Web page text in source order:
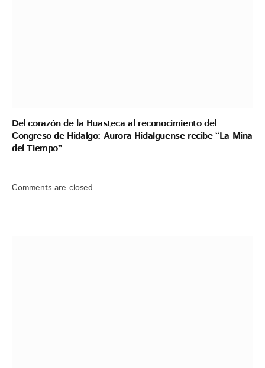
Del corazón de la Huasteca al reconocimiento del
Congreso de Hidalgo: Aurora Hidalguense recibe “La Mina
del Tiempo”
Comments are closed.